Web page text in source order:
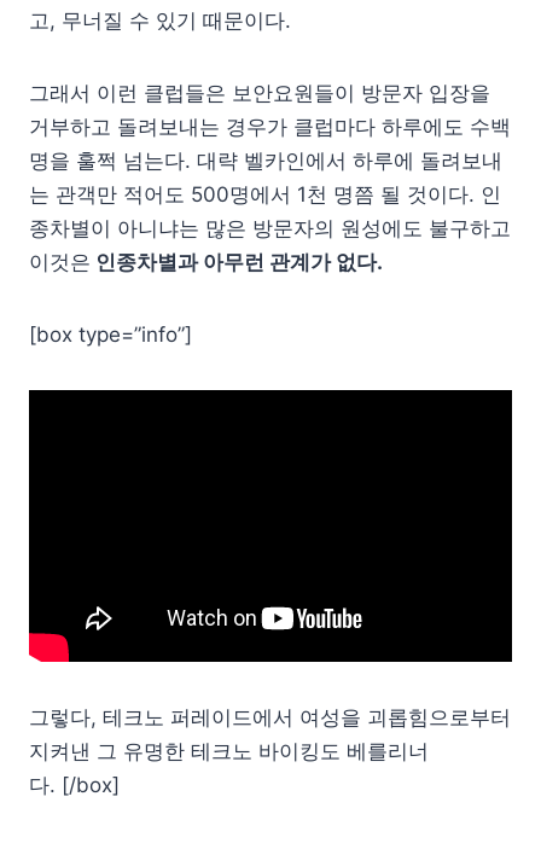
고, 무너질 수 있기 때문이다.
그래서 이런 클럽들은 보안요원들이 방문자 입장을
거부하고 돌려보내는 경우가 클럽마다 하루에도 수백
명을 훌쩍 넘는다. 대략 벨카인에서 하루에 돌려보내
는 관객만 적어도 500명에서 1천 명쯤 될 것이다. 인
종차별이 아니냐는 많은 방문자의 원성에도 불구하고
이것은 인종차별과 아무런 관계가 없다.
[box type=”info”]
그렇다, 테크노 퍼레이드에서 여성을 괴롭힘으로부터
지켜낸 그 유명한 테크노 바이킹도 베를리너
다. [/box]